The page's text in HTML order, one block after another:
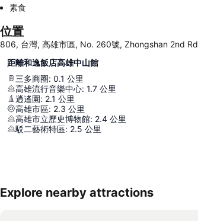
素食
位置
806, 台灣, 高雄市區, No. 260號, Zhongshan 2nd Rd
距離和逸飯店高雄中山館
三多商圈: 0.1 公里
高雄流行音樂中心: 1.7 公里
逍遙園: 2.1 公里
高雄市區: 2.3 公里
高雄市立歷史博物館: 2.4 公里
駁二藝術特區: 2.5 公里
Explore nearby attractions